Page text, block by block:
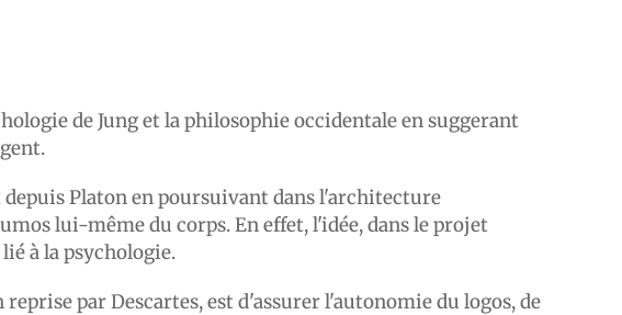
de Jung et la philosophie occidentale en suggerant
Platon en poursuivant dans l'architecture
lui-même du corps. En effet, l'idée, dans le projet
à la psychologie.
par Descartes, est d'assurer l'autonomie du logos, de